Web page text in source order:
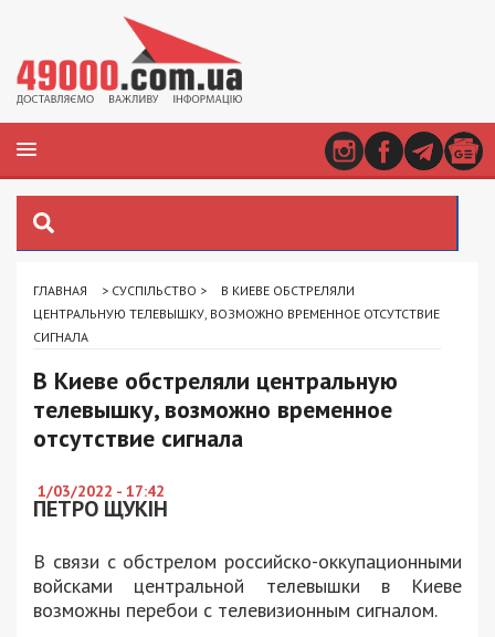
ГЛАВНАЯ > СУСПІЛЬСТВО >
В КИЕВЕ ОБСТРЕЛЯЛИ
ЦЕНТРАЛЬНУЮ ТЕЛЕВЫШКУ, ВОЗМОЖНО ВРЕМЕННОЕ ОТСУТСТВИЕ
СИГНАЛА
В Киеве обстреляли центральную
телевышку, возможно временное
отсутствие сигнала
1/03/2022 - 17:42
ПЕТРО ЩУКІН
В связи с обстрелом российско-оккупационными
войсками центральной телевышки в Киеве
возможны перебои с телевизионным сигналом.